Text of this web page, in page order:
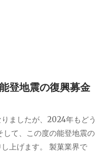
登地震の復興募金
ましたが、2024年もどう
して、この度の能登地震の
上げます。 製菓業界で